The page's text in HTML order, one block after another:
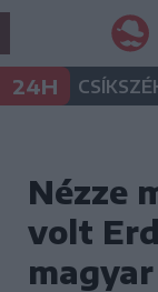
24H
Nézze
volt